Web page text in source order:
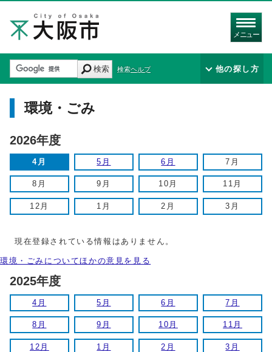
メニュー
検索 検索ヘルプ 他の探し方
環境・ごみ
2026年度
4月 5月 6月 7月
8月 9月 10月 11月
12月 1月 2月 3月
現在登録されている情報はありません。
環境・ごみについてほかの意見を見る
2025年度
4月 5月 6月 7月
8月 9月 10月 11月
12月 1月 2月 3月